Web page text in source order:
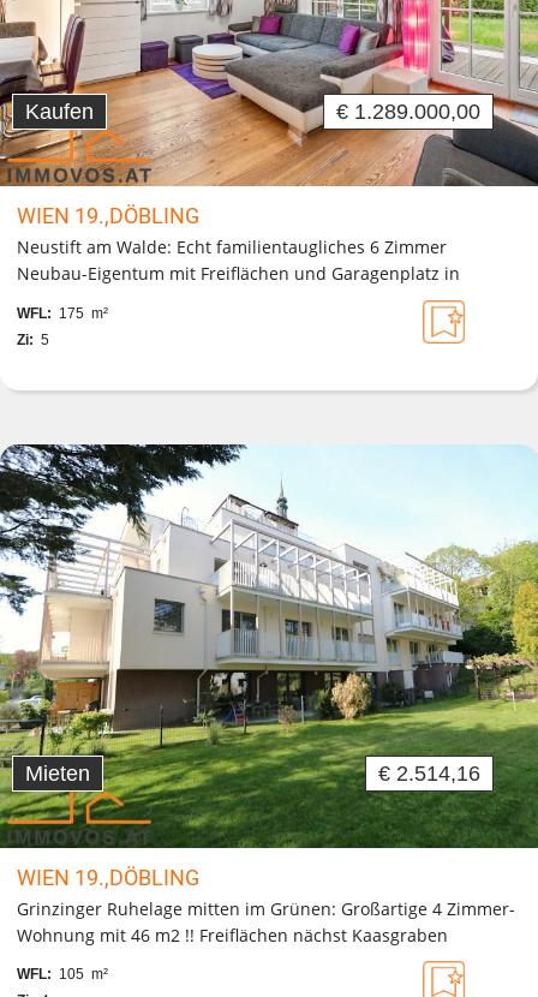
Kaufen € 1.289.000,00
WIEN 19.,DÖBLING
Neustift am Walde: Echt familientaugliches 6 Zimmer
Neubau-Eigentum mit Freiflächen und Garagenplatz in
WFL: 175 m²
Zi: 5
Mieten € 2.514,16
WIEN 19.,DÖBLING
Grinzinger Ruhelage mitten im Grünen: Großartige 4 Zimmer-
Wohnung mit 46 m2 !! Freiflächen nächst Kaasgraben
WFL: 105 m²